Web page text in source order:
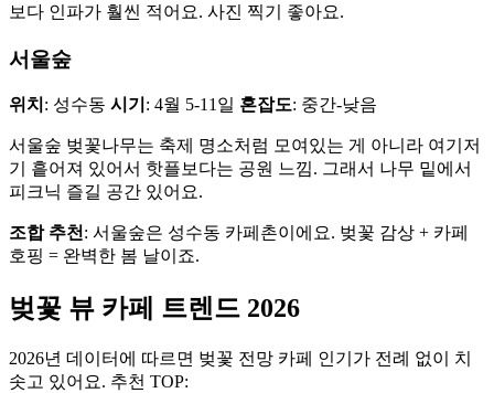
보다 인파가 훨씬 적어요. 사진 찍기 좋아요.
서울숲
위치 : 성수동 시기 : 4월 5-11일 혼잡도: 중간-낮음
서울숲 벚꽃나무는 축제 명소처럼 모여있는 게 아니라 여기저
기 흩어져 있어서 핫플보다는 공원 느낌. 그래서 나무 밑에서
피크닉 즐길 공간 있어요.
조합 추천 : 서울숲은 성수동 카페촌이에요. 벚꽃 감상 + 카페
호핑 = 완벽한 봄 날이죠.
벚꽃 뷰 카페 트렌드 2026
2026년 데이터에 따르면 벚꽃 전망 카페 인기가 전례 없이 치
솟고 있어요. 추천 TOP: